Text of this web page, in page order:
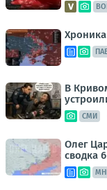
В
СМИ
Олег
сводка